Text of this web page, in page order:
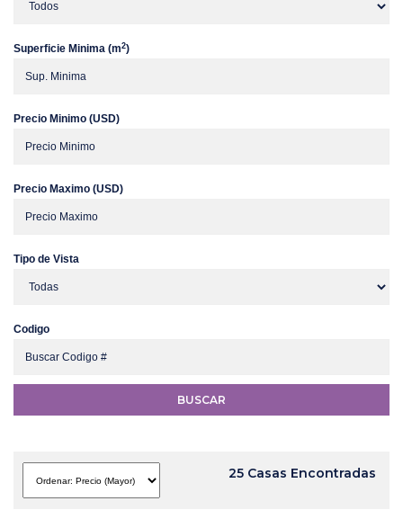
Superficie Minima (m2)
Precio Minimo (USD)
Precio Maximo (USD)
Tipo de Vista
Codigo
BUSCAR
25 Casas Encontradas